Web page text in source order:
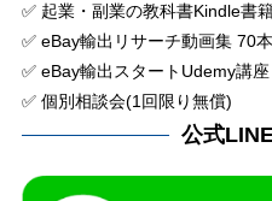
✅ 起業・副業の教科書Kindle書
✅ eBay輸出リサーチ動画集 70本
✅ eBay輸出スタートUdemy講座
✅ 個別相談会(1回限り無償)
公式